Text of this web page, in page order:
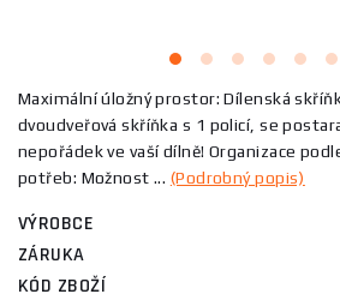
Maximální úložný prostor: Dílenská
dvoudveřová skříňka s 1 policí, se
nepořádek ve vaší dílně! Organizace
potřeb: Možnost ... (Podrobný popis)
VÝROBCE
ZÁRUKA
KÓD ZBOŽÍ